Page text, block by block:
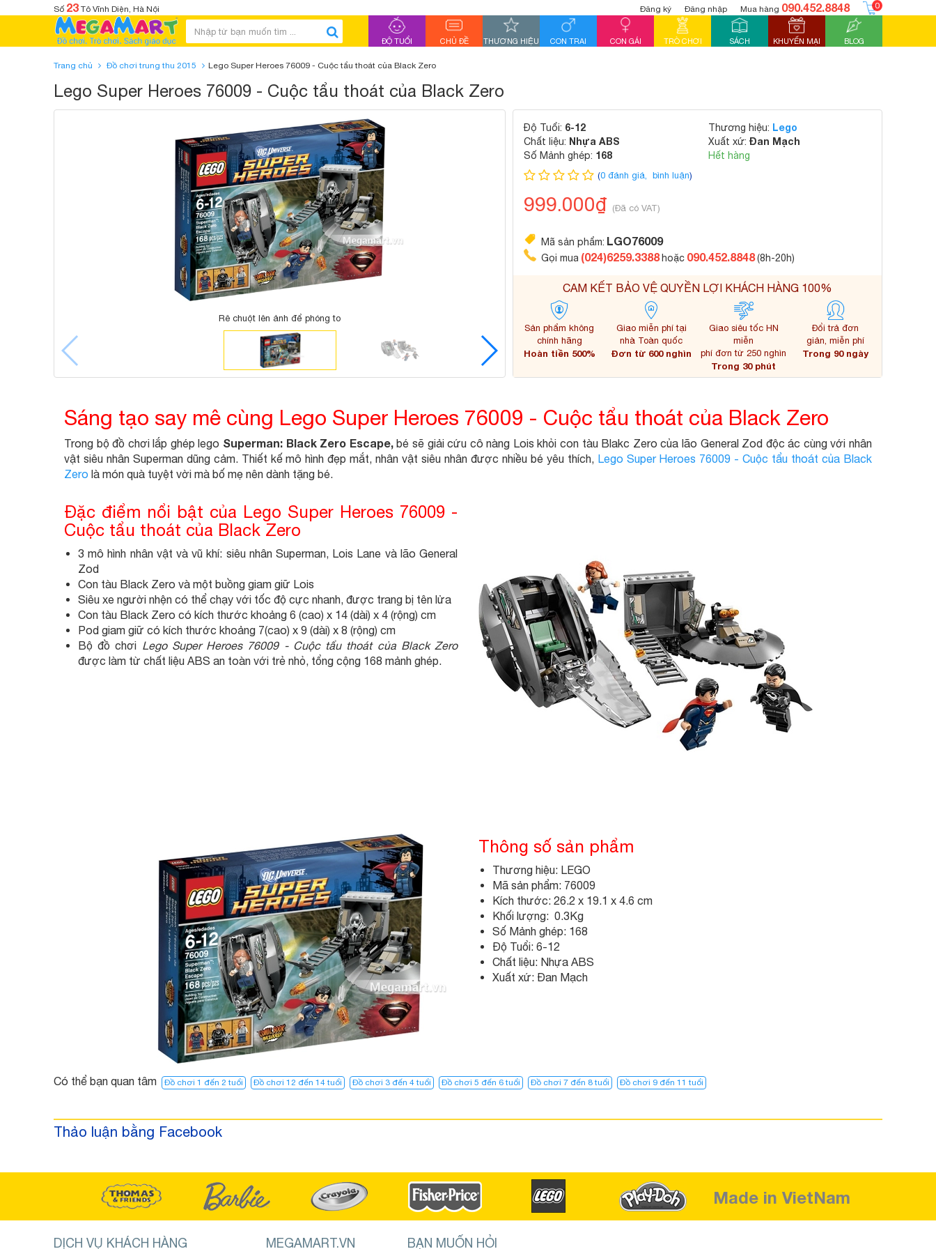
Số 23 Tô Vĩnh Diện, Hà Nội Đăng ký Đăng nhập Mua hàng 090.452.8848 0
ĐỘ TUỔI CHỦ ĐỀ THƯƠNG HIỆU CON TRAI CON GÁI TRÒ CHƠI SÁCH KHUYẾN MẠI BLOG
Trang chủ Đồ chơi trung thu 2015 Lego Super Heroes 76009 - Cuộc tẩu thoát của Black Zero
Lego Super Heroes 76009 - Cuộc tẩu thoát của Black Zero
Rê chuột lên ảnh để phóng to
Độ Tuổi: 6-12
Chất liệu: Nhựa ABS
Số Mảnh ghép: 168
Thương hiệu: Lego
Xuất xứ: Đan Mạch
Hết hàng
(0 đánh giá, bình luận)
999.000₫ (Đã có VAT)
CAM KẾT BẢO VỆ QUYỀN LỢI KHÁCH HÀNG 100%
Sản phẩm không
chính hãng
Hoàn tiền 500%
Giao miễn phí tại
nhà Toàn quốc
Đơn từ 600 nghìn
Giao siêu tốc HN
miễn
phí đơn từ 250 nghìn
Trong 30 phút
Đổi trả đơn
giản, miễn phí
Trong 90 ngày
Mã sản phẩm: LGO76009
Gọi mua (024)6259.3388 hoặc 090.452.8848(8h-20h)
Sáng tạo say mê cùng Lego Super Heroes 76009 - Cuộc tẩu thoát của Black Zero
Trong bộ đồ chơi lắp ghép lego Superman: Black Zero Escape,bé sẽ giải cứu cô nàng Lois khỏi con tàu Blakc Zero của lão General Zod độc ác cùng với nhân
vật siêu nhân Superman dũng cảm. Thiết kế mô hình đẹp mắt, nhân vật siêu nhân được nhiều bé yêu thích, Lego Super Heroes 76009 - Cuộc tẩu thoát của Black
Zero là món quà tuyệt vời mà bố mẹ nên dành tặng bé.
Đặc điểm nổi bật của Lego Super Heroes 76009 -
Cuộc tẩu thoát của Black Zero
3 mô hình nhân vật và vũ khí: siêu nhân Superman, Lois Lane và lão General
Zod
Con tàu Black Zero và một buồng giam giữ Lois
Siêu xe người nhện có thể chạy với tốc độ cực nhanh, được trang bị tên lửa
Con tàu Black Zero có kích thước khoảng 6 (cao) x 14 (dài) x 4 (rộng) cm
Pod giam giữ có kích thước khoảng 7(cao) x 9 (dài) x 8 (rộng) cm
Bộ đồ chơi Lego Super Heroes 76009 - Cuộc tẩu thoát của Black Zero
được làm từ chất liệu ABS an toàn với trẻ nhỏ, tổng cộng 168 mảnh ghép.
Thông số sản phẩm
Thương hiệu: LEGO
Mã sản phẩm: 76009
Kích thước: 26.2 x 19.1 x 4.6 cm
Khối lượng: 0.3Kg
Số Mảnh ghép: 168
Độ Tuổi: 6-12
Chất liệu: Nhựa ABS
Xuất xứ: Đan Mạch
Có thể bạn quan tâm Đồ chơi 1 đến 2 tuổi Đồ chơi 12 đến 14 tuổi Đồ chơi 3 đến 4 tuổi Đồ chơi 5 đến 6 tuổi Đồ chơi 7 đến 8 tuổi Đồ chơi 9 đến 11 tuổi
Thảo luận bằng Facebook
Made in VietNam
DỊCH VỤ KHÁCH HÀNG MEGAMART.VN BẠN MUỐN HỎI